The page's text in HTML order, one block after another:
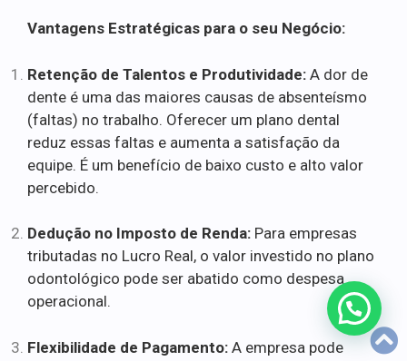
Vantagens Estratégicas para o seu Negócio:
Retenção de Talentos e Produtividade: A dor de
dente é uma das maiores causas de absenteísmo
(faltas) no trabalho. Oferecer um plano dental
reduz essas faltas e aumenta a satisfação da
equipe. É um benefício de baixo custo e alto valor
percebido.
Dedução no Imposto de Renda: Para empresas
tributadas no Lucro Real, o valor investido no plano
odontológico pode ser abatido como despesa
operacional.
Flexibilidade de Pagamento: A empresa pode